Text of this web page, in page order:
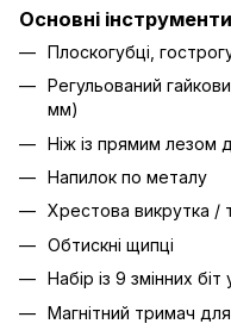
Основні
Плоскогубці,
Регульований
мм)
Ніж із прямим лезом
Напилок по металу
Хрестова викрутка /
Обтискні щипці
Набір із 9 змінних біт
Магнітний тримач